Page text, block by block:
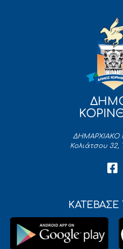
ΔΗΜΑΡΧΙΑΚΟ
Κολιάτσου 32,
ΚΑΤΕΒΑΣΕ